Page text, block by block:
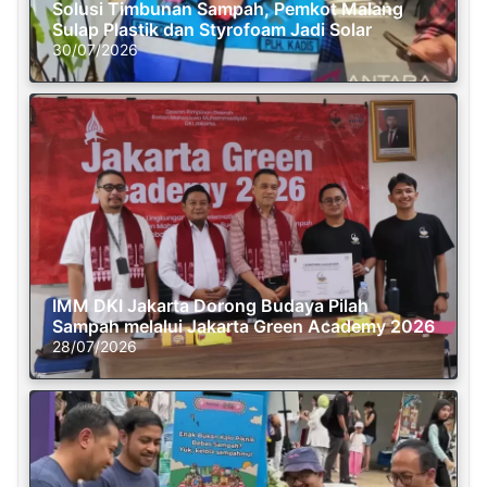
Solusi Timbunan Sampah, Pemkot Malang
Sulap Plastik dan Styrofoam Jadi Solar
30/07/2026
IMM DKI Jakarta Dorong Budaya Pilah
Sampah melalui Jakarta Green Academy 2026
28/07/2026